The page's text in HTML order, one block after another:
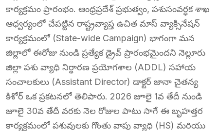
కార్యక్రమం ప్రారంభం. ఆంధ్రప్రదేశ్ ప్రభుత్వం, పశుసంవర్ధక శాఖ
ఆధ్వర్యంలో చేపట్టిన రాష్ట్రవ్యాప్త ఉచిత మాస్ వ్యాక్సినేషన్
కార్యక్రమంలో (State-wide Campaign) భాగంగా మన
జిల్లాలో ఈరోజు నుండి ప్రత్యేక డ్రైవ్ ప్రారంభమైందని నెల్లూరు
జిల్లా పశు వ్యాధి నిర్ధారణ ప్రయోగశాల (ADDL) సహాయ
సంచాలకులు (Assistant Director) డాక్టర్ జానా చైతన్య
కిశోర్ ఒక ప్రకటనలో తెలిపారు. 2026 జూలై 1వ తేదీ నుండి
జూలై 30వ తేదీ వరకు నెల రోజుల పాటు సాగే ఈ బృహత్తర
కార్యక్రమంలో పశువులకు గొంతు వాపు వ్యాధి (HS) మరియు